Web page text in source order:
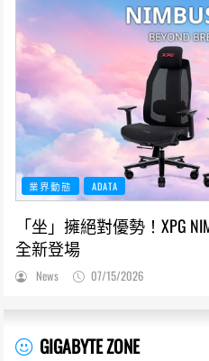
業界動態 ADATA
「坐」擁絕對優勢！XPG
全新登場
News 07/15/2026
GIGABYTE ZONE